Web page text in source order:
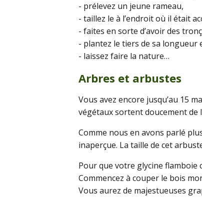
- prélevez un jeune rameau,
- taillez le à l’endroit où il était
- faites en sorte d’avoir des
- plantez le tiers de sa
- laissez faire la nature…
Arbres et arbustes
Vous avez encore jusqu’au 15
végétaux sortent doucement de
Comme nous en avons parlé
inaperçue. La taille de cet
Pour que votre glycine flamboie
Commencez à couper le bois
Vous aurez de majestueuses